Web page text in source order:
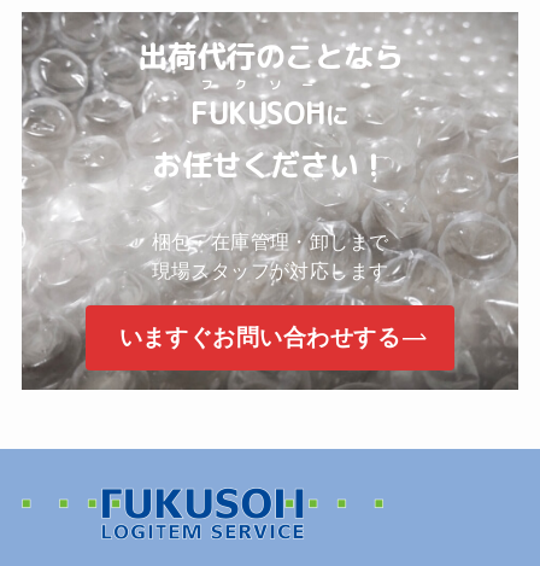
出荷代行のことなら
FUKUSOH
フクソー
に
お任せください！
梱包・在庫管理・卸しまで
現場スタッフが対応します
いますぐお問い合わせする